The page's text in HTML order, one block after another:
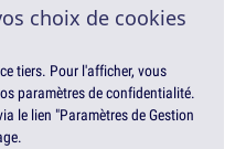
choix de cookies
tiers. Pour l'afficher, vous
paramètres de confidentialité.
le lien "Paramètres de Gestion